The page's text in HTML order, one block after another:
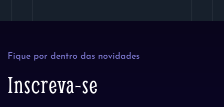
Fique por dentro das novidades
Inscreva-se